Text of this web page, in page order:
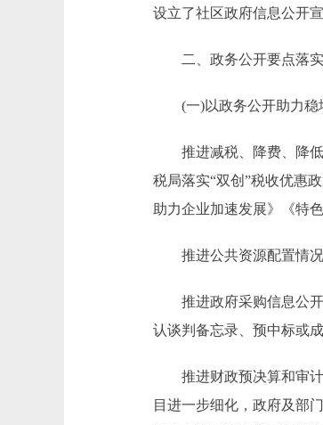
设立了社区政府信息公开
二、政务公开要点落
(一)以政务公开助力稳
推进减税、降费、降低
税局落实“双创”税收优惠
助力企业加速发展》《特
推进公共资源配置情况
推进政府采购信息公开
认谈判备忘录、预中标或
推进财政预决算和审计
目进一步细化，政府及部